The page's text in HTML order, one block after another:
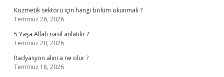
Kozmetik sektörü için hangi bölüm okunmalı ?
Temmuz 26, 2026
5 Yaşa Allah nasıl anlatılır ?
Temmuz 20, 2026
Radyasyon alınca ne olur ?
Temmuz 18, 2026